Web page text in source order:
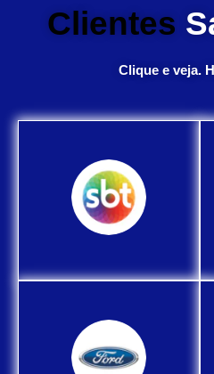
Clientes
Clique e veja.